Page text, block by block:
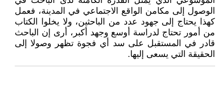
الوصول إلى مكامن الواقع الاجتماعي في المدينة، فعمل
كهذا يحتاج إلى جهود عدد من الباحثين، ولا يخلوا الكتاب
من أمور تحتاج لدراسة أوسع وجهد أكبر، أرى إن الباحث
قادر في المستقبل على سد أي فجوة تظهر وصولا إلى
الحقيقة التي يسعى إليها.